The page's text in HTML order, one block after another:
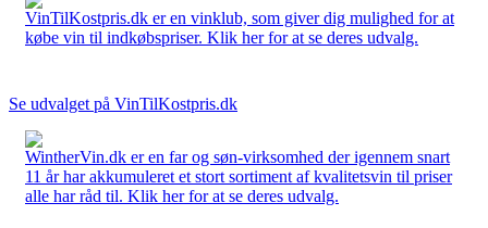
VinTilKostpris.dk er en vinklub, som giver dig mulighed for at
købe vin til indkøbspriser. Klik her for at se deres udvalg.
Se udvalget på VinTilKostpris.dk
WintherVin.dk er en far og søn-virksomhed der igennem snart
11 år har akkumuleret et stort sortiment af kvalitetsvin til priser
alle har råd til. Klik her for at se deres udvalg.